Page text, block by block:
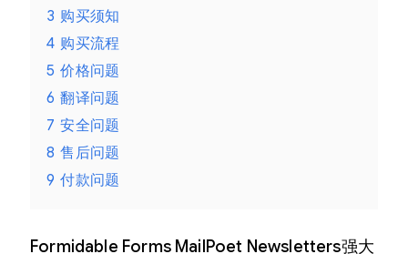
3 购买须知
4 购买流程
5 价格问题
6 翻译问题
7 安全问题
8 售后问题
9 付款问题
Formidable Forms MailPoet Newsletters强大